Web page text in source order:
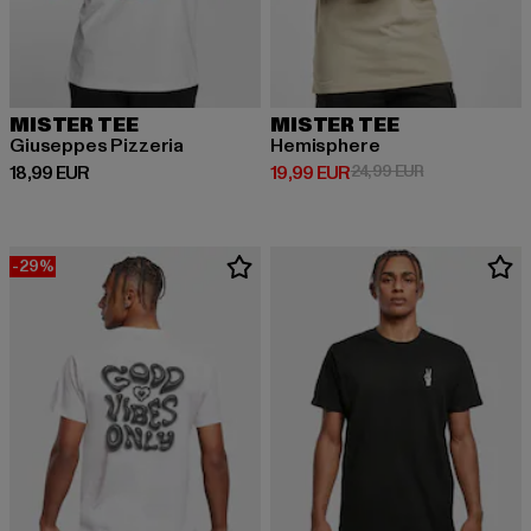
MISTER TEE
Giuseppes Pizzeria
18,99 EUR
Derzeitiger Preis: 18,99 EUR
MISTER TEE
Hemisphere
19,99 EUR
Derzeitiger Preis: 19,99 EUR
24,99 EURAktionspreis:
-29%